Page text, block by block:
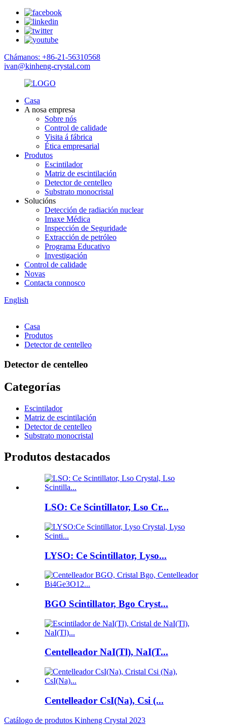
Chámanos: +86-21-56310568
ivan@kinheng-crystal.com
Casa
A nosa empresa
Sobre nós
Control de calidade
Visita á fábrica
Ética empresarial
Produtos
Escintilador
Matriz de escintilación
Detector de centelleo
Substrato monocristal
Solucións
Detección de radiación nuclear
Imaxe Médica
Inspección de Seguridade
Extracción de petróleo
Programa Educativo
Investigación
Control de calidade
Novas
Contacta connosco
English
Casa
Produtos
Detector de centelleo
Detector de centelleo
Categorías
Escintilador
Matriz de escintilación
Detector de centelleo
Substrato monocristal
Produtos destacados
LSO: Ce Scintillator, Lso Cr...
LYSO: Ce Scintillator, Lyso...
BGO Scintillator, Bgo Cryst...
Centelleador NaI(Tl), NaI(T...
Centelleador CsI(Na), Csi (...
Catálogo de produtos Kinheng Crystal 2023